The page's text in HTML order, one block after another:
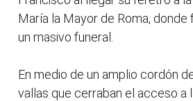
María la Mayor de Roma,
un masivo funeral.
En medio de un amplio cordón
vallas que cerraban el acceso a